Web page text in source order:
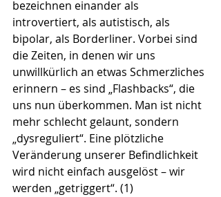
bezeichnen einander als
introvertiert, als autistisch, als
bipolar, als Borderliner. Vorbei sind
die Zeiten, in denen wir uns
unwillkürlich an etwas Schmerzliches
erinnern – es sind „Flashbacks“, die
uns nun überkommen. Man ist nicht
mehr schlecht gelaunt, sondern
„dysreguliert“. Eine plötzliche
Veränderung unserer Befindlichkeit
wird nicht einfach ausgelöst – wir
werden „getriggert“. (1)